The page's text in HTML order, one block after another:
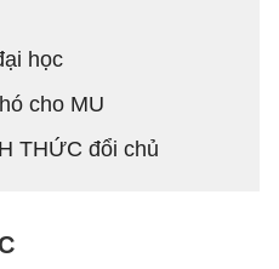
học
cho MU
THỨC đổi chủ